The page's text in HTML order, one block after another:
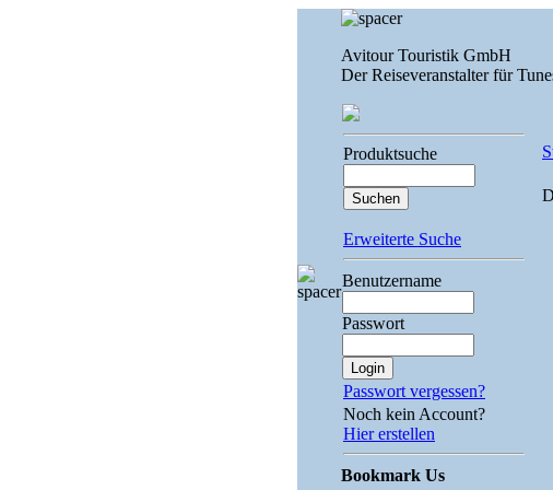
Avitour Touristik GmbH
Der Reiseveranstalter für
Produktsuche
Erweiterte Suche
Benutzername
Passwort
Passwort vergessen?
Noch kein Account?
Hier erstellen
Bookmark Us